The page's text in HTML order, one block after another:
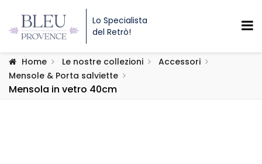
Lo Specialista
del Retrò!
Home Le nostre collezioni
Accessori
Mensole & Porta salviette
Mensola in vetro 40cm